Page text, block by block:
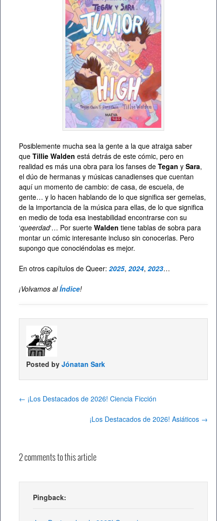
Posiblemente mucha sea la gente a la que atraiga saber
que Tillie Walden está detrás de este cómic, pero en
realidad es más una obra para los fanses de Tegan y Sara,
el dúo de hermanas y músicas canadienses que cuentan
aquí un momento de cambio: de casa, de escuela, de
gente… y lo hacen hablando de lo que significa ser gemelas,
de la importancia de la música para ellas, de lo que significa
en medio de toda esa inestabilidad encontrarse con su
‘queerdad‘… Por suerte Walden tiene tablas de sobra para
montar un cómic interesante incluso sin conocerlas. Pero
supongo que conociéndolas es mejor.
En otros capítulos de Queer: 2025, 2024, 2023…
¡Volvamos alÍndice!
Posted by Jónatan Sark
← ¡Los Destacados de 2026! Ciencia Ficción
¡Los Destacados de 2026! Asiáticos →
2 comments to this article
Pingback: